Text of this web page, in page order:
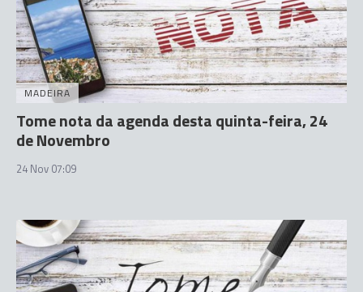
MADEIRA
Tome nota da agenda desta quinta-feira, 24
de Novembro
24 Nov 07:09